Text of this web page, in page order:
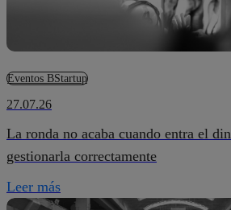
Eventos BStartup
27.07.26
La ronda no acaba cuando entra el
gestionarla correctamente
Leer más